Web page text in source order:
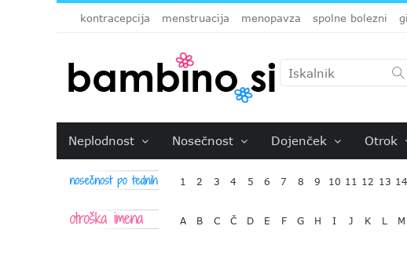
kontracepcija menstruacija menopavza spolne bolezni
Neplodnost Nosečnost Dojenček Otrok
1 2 3 4 5 6 7 8 9 10 11 12 13 14
A B C Č D E F G H I J K L M